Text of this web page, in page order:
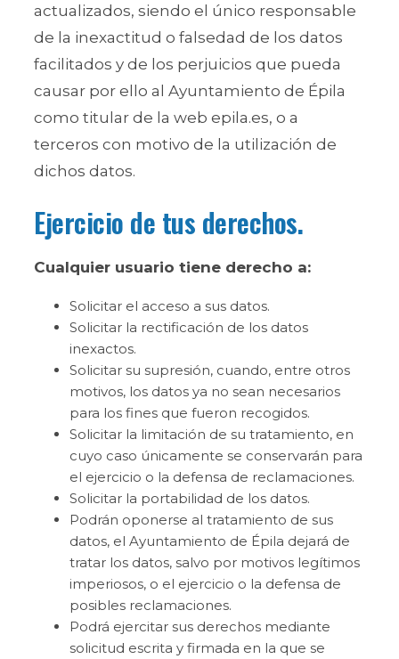
actualizados, siendo el único responsable
de la inexactitud o falsedad de los datos
facilitados y de los perjuicios que pueda
causar por ello al Ayuntamiento de Épila
como titular de la web epila.es, o a
terceros con motivo de la utilización de
dichos datos.
Ejercicio de tus derechos.
Cualquier usuario tiene derecho a:
Solicitar el acceso a sus datos.
Solicitar la rectificación de los datos
inexactos.
Solicitar su supresión, cuando, entre otros
motivos, los datos ya no sean necesarios
para los fines que fueron recogidos.
Solicitar la limitación de su tratamiento, en
cuyo caso únicamente se conservarán para
el ejercicio o la defensa de reclamaciones.
Solicitar la portabilidad de los datos.
Podrán oponerse al tratamiento de sus
datos, el Ayuntamiento de Épila dejará de
tratar los datos, salvo por motivos legítimos
imperiosos, o el ejercicio o la defensa de
posibles reclamaciones.
Podrá ejercitar sus derechos mediante
solicitud escrita y firmada en la que se